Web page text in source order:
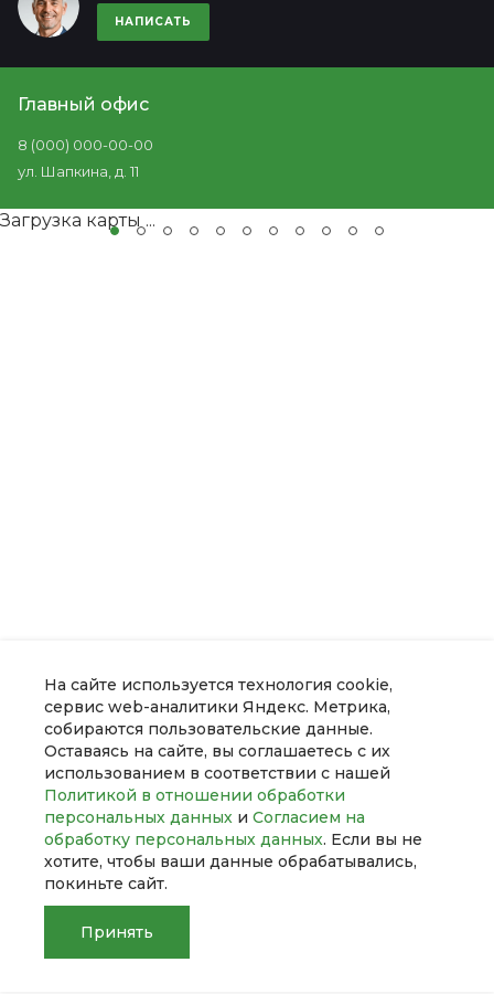
На сайте используется технология cookie,
сервис web-аналитики Яндекс. Метрика,
собираются пользовательские данные.
Оставаясь на сайте, вы соглашаетесь с их
использованием в соответствии с нашей
Политикой в отношении обработки
персональных данных и Согласием на
обработку персональных данных. Если вы не
хотите, чтобы ваши данные обрабатывались,
покиньте сайт.
Принять
НАПИСАТЬ
Главный офис
8 (000) 000-00-00
ул. Шапкина, д. 11
Загрузка карты ...
О компании
Услуги
Помощь